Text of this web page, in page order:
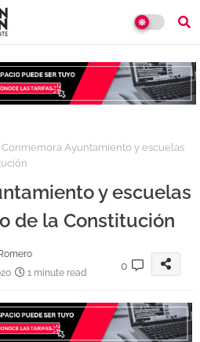
Conmemora Ayuntamiento y escuelas
y escuelas
de la Constitución
1 minute read
0